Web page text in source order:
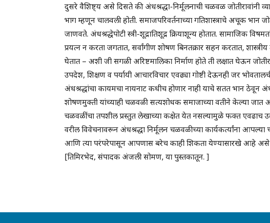
दुसरे वैशिष्ट्य असे दिसते की अंधश्रद्धा-निर्मूलनाची चळवळ जोतीरावांनी
भाग म्हणून चालवली होती. समाजपरिवर्तनाच्या गतिशास्त्राचे अचूक भान
जाणवते. अंधश्रद्धेपोटी स्त्री-शूद्रातिशूद्र क्रियाशून्य होतात. सामाजिक
प्रयत्न न करता जगतात, सर्वांगीण शोषण बिनतक्रार सहन करतात,
घेतात – अशी जी सगळी अरिष्टमालिका निर्माण होते ती लक्षात घेऊन
उपदेश, शिक्षण व पर्यायी आचारविचार एवढ्या गोष्टी देऊनही जर
अंधश्रद्धांचा कायमचा नायनाट कधीच होणार नाही याचे सतत भान ठेवून
शोषणमुक्ती यांच्याही चळवळी सत्यशोधक समाजाच्या वतीने केल्या जात
चळवळींचा तपशील प्रस्तुत लेखाच्या कक्षेत येत नसल्यामुळे फक्त
वरील विवेचनावरून अंधश्रद्धा निर्मूलन चळवळीच्या कार्यकर्त्यांना
आणि त्या परंपरेपासून आपणास बरेच काही शिकता येण्यासारखे आहे असे
[तिमिरभेद, संपादक अंजली सोमण, या पुस्तकातून. ]